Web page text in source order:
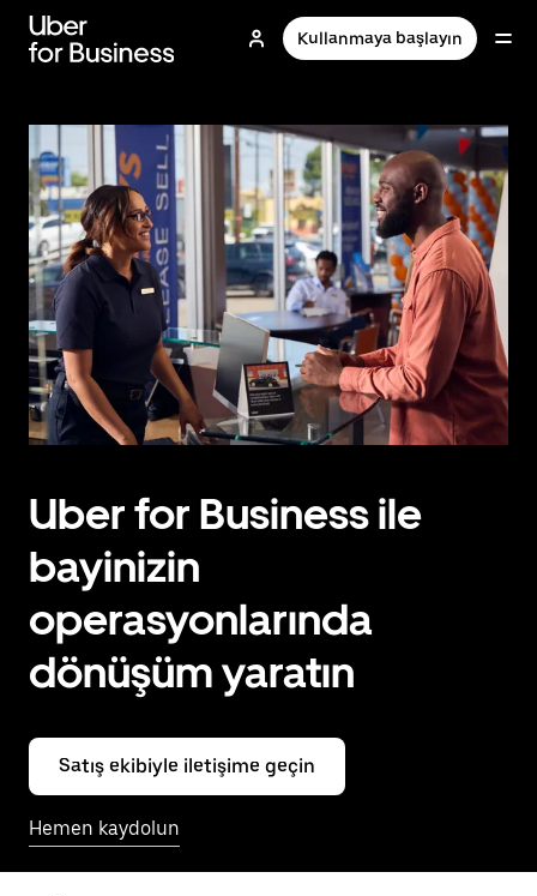
içeriğe
gidin
Kullanmaya başlayın
Uber for Business ile
bayinizin
operasyonlarında
dönüşüm yaratın
Satış ekibiyle iletişime geçin
Hemen kaydolun